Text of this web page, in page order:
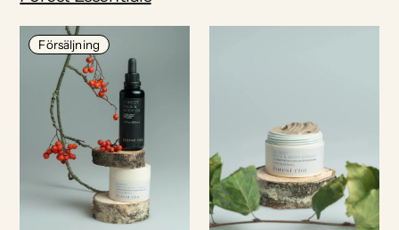
Försäljning